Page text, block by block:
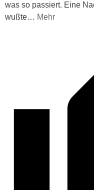
was so passiert. Eine
wußte… Mehr